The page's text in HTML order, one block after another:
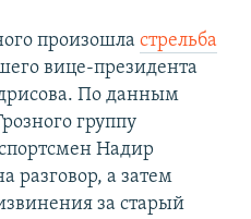
произошла стрельба
вице-президента
По данным
группу
Надир
разговор, а затем
за старый